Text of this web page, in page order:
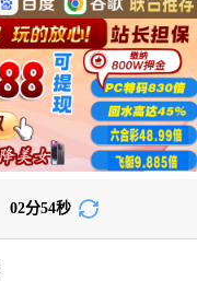
02分54秒